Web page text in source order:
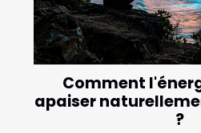
Comment
apaiser
?